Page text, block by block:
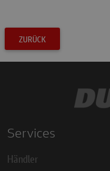
ZURÜCK
Services
Händler